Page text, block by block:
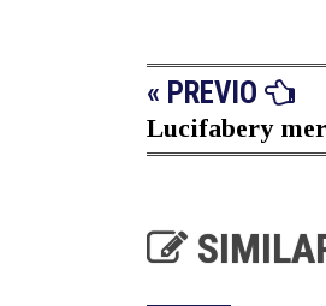
« PREVIO
Lucifabery